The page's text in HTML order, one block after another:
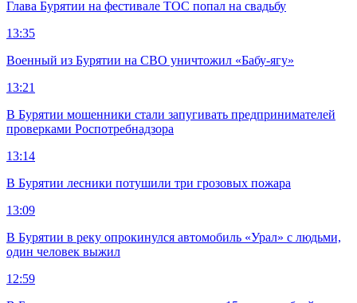
Глава Бурятии на фестивале ТОС попал на свадьбу
13:35
Военный из Бурятии на СВО уничтожил «Бабу-ягу»
13:21
В Бурятии мошенники стали запугивать предпринимателей
проверками Роспотребнадзора
13:14
В Бурятии лесники потушили три грозовых пожара
13:09
В Бурятии в реку опрокинулся автомобиль «Урал» с людьми,
один человек выжил
12:59